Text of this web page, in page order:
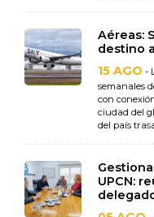
Aéreas:
destino
15 AGO -
semanales
con
ciudad del
del país
UPCN: